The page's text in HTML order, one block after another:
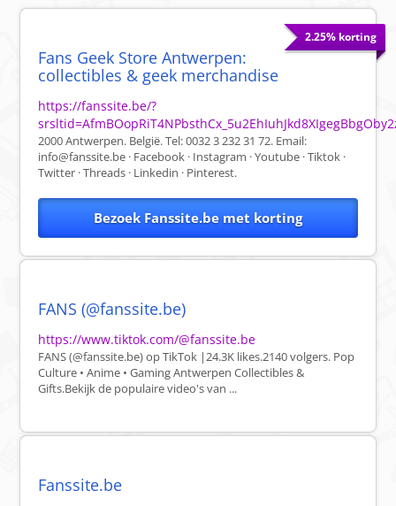
2.25% korting
Fans Geek Store Antwerpen:
collectibles & geek merchandise
https://fanssite.be/?
2000 Antwerpen. België. Tel: 0032 3 232 31 72. Email:
info@fanssite.be · Facebook · Instagram · Youtube · Tiktok ·
Twitter · Threads · Linkedin · Pinterest.
Bezoek Fanssite.be met korting
FANS (@fanssite.be)
https://www.tiktok.com/@fanssite.be
FANS (@fanssite.be) op TikTok |24.3K likes.2140 volgers. Pop
Culture • Anime • Gaming Antwerpen Collectibles &
Gifts.Bekijk de populaire video's van ...
Fanssite.be